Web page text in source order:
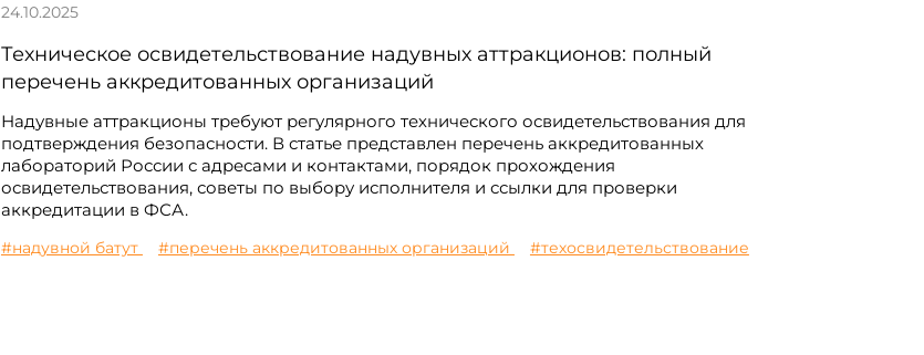
Техническое освидетельствование надувных аттракционов: полный
перечень аккредитованных организаций
Надувные аттракционы требуют регулярного технического освидетельствования для
подтверждения безопасности. В статье представлен перечень аккредитованных
лабораторий России с адресами и контактами, порядок прохождения
освидетельствования, советы по выбору исполнителя и ссылки для проверки
аккредитации в ФСА.
24.10.2025
#надувной батут #перечень аккредитованных организаций #техосвидетельствование